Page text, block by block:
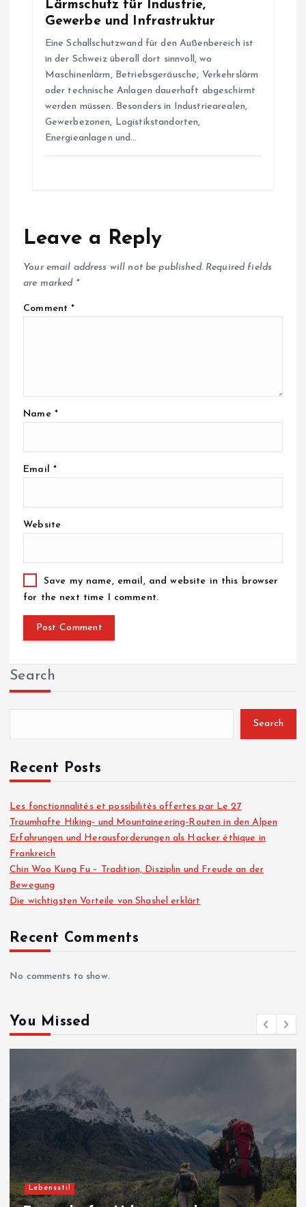
Lärmschutz für Industrie,
Gewerbe und Infrastruktur
Eine Schallschutzwand für den Außenbereich ist
in der Schweiz überall dort sinnvoll, wo
Maschinenlärm, Betriebsgeräusche, Verkehrslärm
oder technische Anlagen dauerhaft abgeschirmt
werden müssen. Besonders in Industriearealen,
Gewerbezonen, Logistikstandorten,
Energieanlagen und…
Leave a Reply
Your email address will not be published. Required fields
are marked *
Comment*
Name *
Email *
Website
Save my name, email, and website in this browser
for the next time I comment.
Search
Search
Recent Posts
Les fonctionnalités et possibilités offertes par Le 27
Traumhafte Hiking- und Mountaineering-Routen in den Alpen
Erfahrungen und Herausforderungen als Hacker éthique in
Frankreich
Chin Woo Kung Fu – Tradition, Disziplin und Freude an der
Bewegung
Die wichtigsten Vorteile von Shashel erklärt
Recent Comments
No comments to show.
You Missed
Lebensstil